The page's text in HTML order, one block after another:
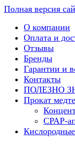
Полная версия
О компании
Оплата и
Отзывы
Бренды
Гарантии и
Контакты
ПОЛЕЗНО
Прокат
CPAP-